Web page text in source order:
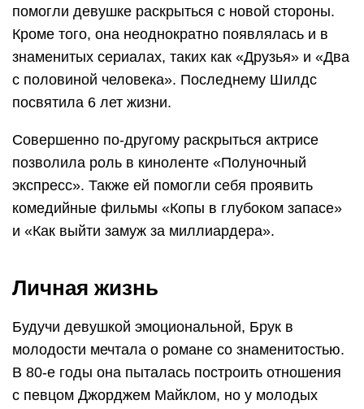
помогли девушке раскрыться с новой стороны.
Кроме того, она неоднократно появлялась и в
знаменитых сериалах, таких как «Друзья» и «Два
с половиной человека». Последнему Шилдс
посвятила 6 лет жизни.
Совершенно по-другому раскрыться актрисе
позволила роль в киноленте «Полуночный
экспресс». Также ей помогли себя проявить
комедийные фильмы «Копы в глубоком запасе»
и «Как выйти замуж за миллиардера».
Личная жизнь
Будучи девушкой эмоциональной, Брук в
молодости мечтала о романе со знаменитостью.
В 80-е годы она пыталась построить отношения
с певцом Джорджем Майклом, но у молодых